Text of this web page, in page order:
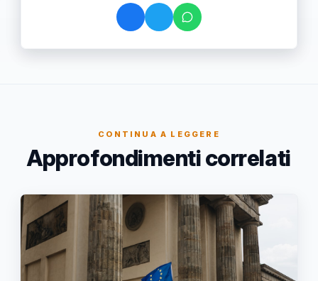
CONTINUA A LEGGERE
Approfondimenti correlati